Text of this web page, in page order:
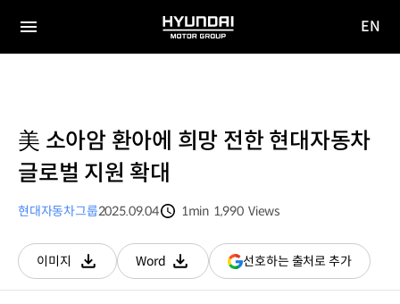
전체
HYUNDAI
MOTOR
EN
美 소아암 환아에 희망 전한 현대자동차
글로벌 지원 확대
현대자동차그룹2025.09.04
1min 1,990 Views
이미지
다운로드
Word
다운로드
선호하는 출처로 추가(새
창